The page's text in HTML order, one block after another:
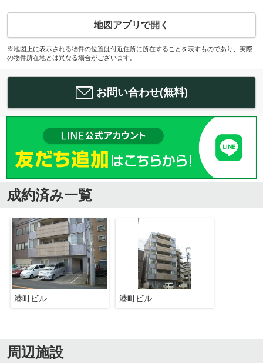
地図アプリで開く
※地図上に表示される物件の位置は付近住所に所在することを表すものであり、実際
の物件所在地とは異なる場合がございます。
お問い合わせ(無料)
成約済み一覧
港町ビル 港町ビル
周辺施設